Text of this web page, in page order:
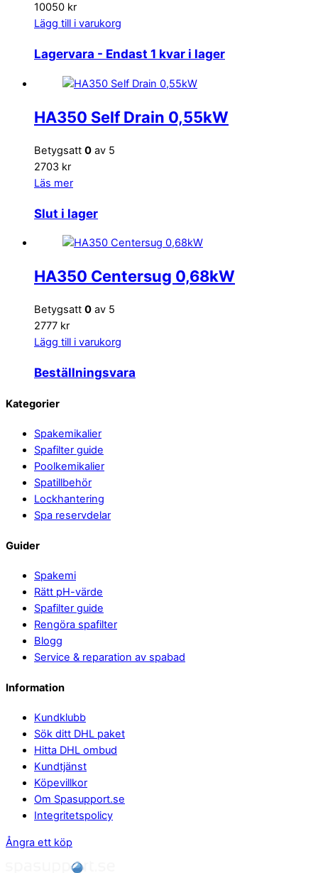
10050 kr
Lägg till i varukorg
Lagervara - Endast 1 kvar i lager
HA350 Self Drain 0,55kW
Betygsatt 0 av 5
2703 kr
Läs mer
Slut i lager
HA350 Centersug 0,68kW
Betygsatt 0 av 5
2777 kr
Lägg till i varukorg
Beställningsvara
Back
Top
Kategorier
Spakemikalier
Spafilter guide
Poolkemikalier
Spatillbehör
Lockhantering
Spa reservdelar
Guider
Spakemi
Rätt pH-värde
Spafilter guide
Rengöra spafilter
Blogg
Service & reparation av spabad
Information
Kundklubb
Sök ditt DHL paket
Hitta DHL ombud
Kundtjänst
Köpevillkor
Om Spasupport.se
Integritetspolicy
Ångra ett köp